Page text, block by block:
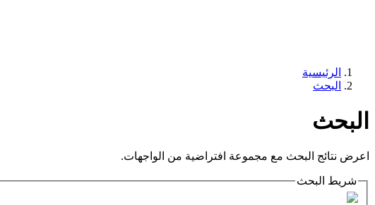
الرئيسية
البحث
البحث
اعرض نتائج البحث مع مجموعة افتراضية من الواجهات.
شريط البحث